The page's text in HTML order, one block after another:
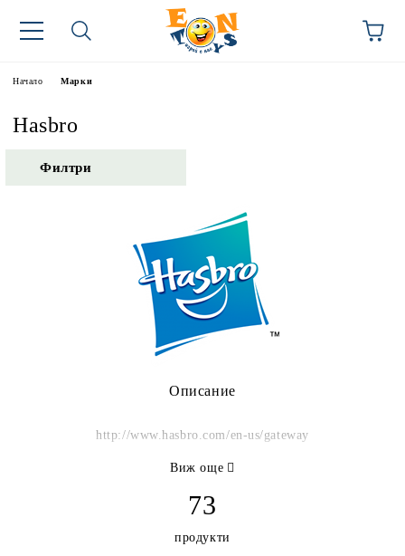
Начало Марки
Hasbro
Филтри
Описание
http://www.hasbro.com/en-us/gateway
Виж още
73
продукти